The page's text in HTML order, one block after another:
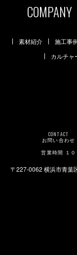
COMPANY
素材紹介 施工事
カルチャ
CONTACT
お問い合わせ
営業時間 １０
〒227-0062 横浜市青